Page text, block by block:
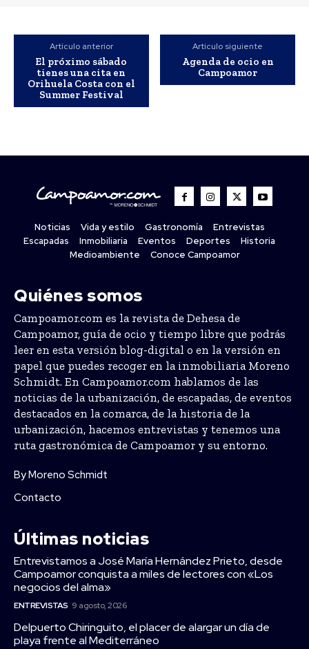
Artículo anterior
El próximo sábado
tienes una cita en
Orihuela Costa con el
Summer Festival
Artículo siguiente
Agenda de ocio en
Campoamor
Noticias Vida y estilo Gastronomía
Entrevistas
Escapadas
Inmobiliaria Eventos Deportes
Historia
Medioambiente
Conoce Campoamor
Quiénes somos
Campoamor.com es la revista de Dehesa de
Campoamor, guía de ocio y tiempo libre que podrás
leer en esta versión blog-digital o en la versión en
papel que puedes recoger en la inmobiliaria Moreno
Schmidt. En Campoamor.com hablamos de las
noticias de la urbanización, de escapadas, de eventos
destacados en la comarca, de la historia de la
urbanización, hacemos entrevistas y tenemos una
ruta gastronómica de Campoamor y su entorno.
By Moreno Schmidt
Contacto
Últimas noticias
Entrevistamos a José María Hernández Prieto, desde
Campoamor conquista a miles de lectores con «Los
negocios del alma»
ENTREVISTAS 9 agosto, 2026
Delpuerto Chiringuito, el placer de alargar un día de
playa frente al Mediterráneo